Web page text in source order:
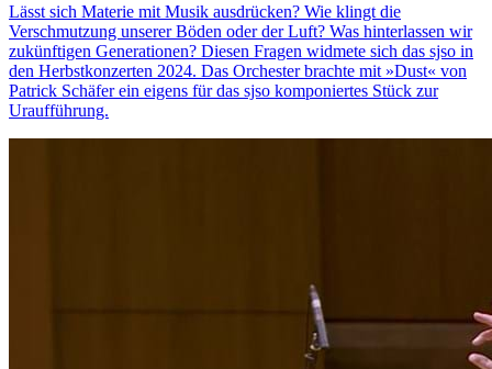
Lässt sich Materie mit Musik ausdrücken? Wie klingt die
Verschmutzung unserer Böden oder der Luft? Was hinterlassen wir
zukünftigen Generationen? Diesen Fragen widmete sich das sjso in
den Herbstkonzerten 2024. Das Orchester brachte mit »Dust« von
Patrick Schäfer ein eigens für das sjso komponiertes Stück zur
Uraufführung.